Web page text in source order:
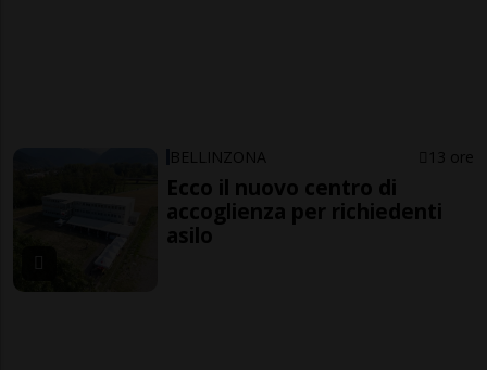
BELLINZONA 13 ore
Ecco il nuovo centro di
accoglienza per richiedenti
asilo